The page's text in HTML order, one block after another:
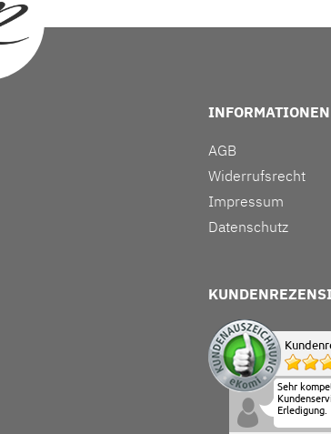
INFORMATIONEN
AGB
Widerrufsrecht
Impressum
Datenschutz
Sehr
Erledigung.